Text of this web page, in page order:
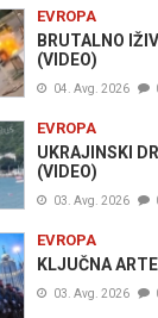
EVROPA
BRUTALNO
(VIDEO)
04. Avg. 2026
EVROPA
UKRAJINSKI
(VIDEO)
03. Avg. 2026
EVROPA
KLJUČNA
03. Avg. 2026